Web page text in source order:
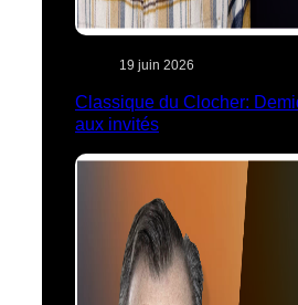
19 juin 2026
Classique du Clocher:
aux invités